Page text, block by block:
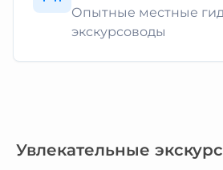
Опытные местные
экскурсоводы
Увлекательные